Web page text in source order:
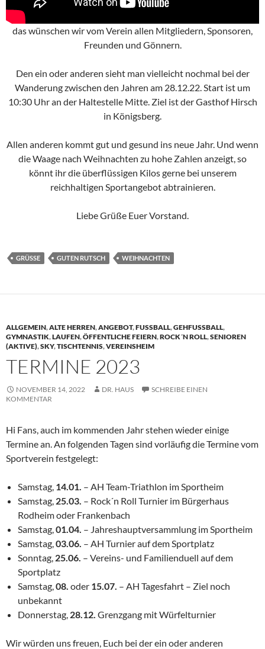
das wünschen wir vom Verein allen Mitgliedern, Sponsoren,
Freunden und Gönnern.
Den ein oder anderen sieht man vielleicht nochmal bei der
Wanderung zwischen den Jahren am 28.12.22. Start ist um
10:30 Uhr an der Haltestelle Mitte. Ziel ist der Gasthof Hirsch
in Königsberg.
Allen anderen kommt gut und gesund ins neue Jahr. Und wenn
die Waage nach Weihnachten zu hohe Zahlen anzeigt, so
könnt ihr die überflüssigen Kilos gerne bei unserem
reichhaltigen Sportangebot abtrainieren.
Liebe Grüße Euer Vorstand.
GRÜSSE GUTEN RUTSCH WEIHNACHTEN
ALLGEMEIN,ALTE HERREN,ANGEBOT,FUSSBALL ,GEHFUSSBALL,
GYMNASTIK,LAUFEN,ÖFFENTLICHE FEIERN,ROCK´N ROLL,SENIOREN
(AKTIVE),SKY,TISCHTENNIS,VEREINSHEIM
TERMINE 2023
NOVEMBER 14, 2022 DR. HAUS
SCHREIBE EINEN
KOMMENTAR
Hi Fans, auch im kommenden Jahr stehen wieder einige
Termine an. An folgenden Tagen sind vorläufig die Termine vom
Sportverein festgelegt:
Samstag, 14.01. – AH Team-Triathlon im Sportheim
Samstag, 25.03. – Rock´n Roll Turnier im Bürgerhaus
Rodheim oder Frankenbach
Samstag, 01.04. – Jahreshauptversammlung im Sportheim
Samstag, 03.06. – AH Turnier auf dem Sportplatz
Sonntag, 25.06. – Vereins- und Familienduell auf dem
Sportplatz
Samstag, 08. oder 15.07. – AH Tagesfahrt – Ziel noch
unbekannt
Donnerstag, 28.12. Grenzgang mit Würfelturnier
Wir würden uns freuen, Euch bei der ein oder anderen